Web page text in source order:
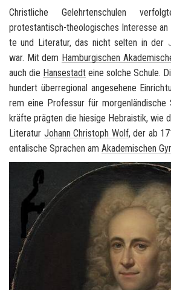
Christ­li­che Ge­lehr­ten­schu­len
protestantisch-​theologisches In­ter­es­se
te und Li­te­ra­tur, das nicht sel­ten in der
war. Mit dem Ham­bur­gi­schen
auch die Han­se­stadt eine sol­che Schu­le.
hun­dert über­re­gio­nal an­ge­se­he­ne
rem eine Pro­fes­sur für
kräf­te präg­ten die hie­si­ge He­brais­tik, wie
Li­te­ra­tur Jo­hann Chris­toph Wolf, der ab
en­ta­li­sche Spra­chen am Aka­de­mi­schen